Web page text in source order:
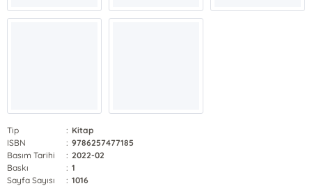
Tip : Kitap
ISBN
: 9786257477185
Basım Tarihi
: 2022-02
Baskı
: 1
Sayfa Sayısı
: 1016